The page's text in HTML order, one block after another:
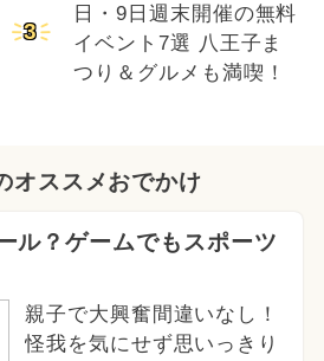
3
日・9日週末開催の無料
イベント7選 八王子ま
つり＆グルメも満喫！
オススメおでかけ
ル？ゲームでもスポーツ
親子で大興奮間違いなし！
怪我を気にせず思いっきり